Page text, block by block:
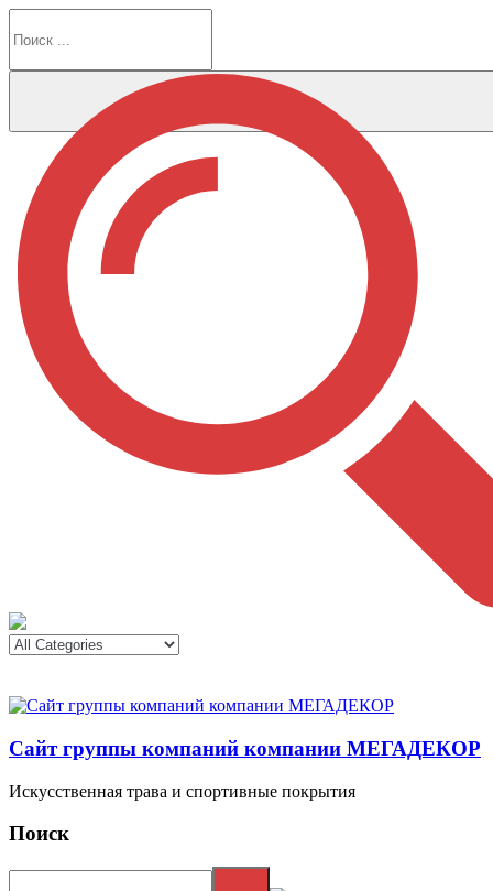
к
Сайт группы компаний компании МЕГАДЕКОР
Искусственная трава и спортивные покрытия
Поиск